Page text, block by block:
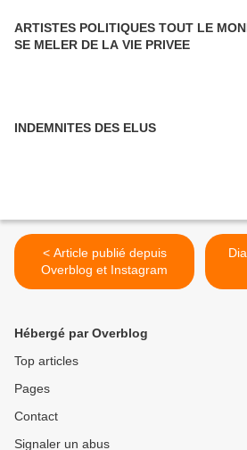
ARTISTES POLITIQUES TOUT LE
SE MELER DE LA VIE PRIVEE
INDEMNITES DES ELUS
< Article publié depuis
Overblog et Instagram
Hébergé par Overblog
Top articles
Pages
Contact
Signaler un abus